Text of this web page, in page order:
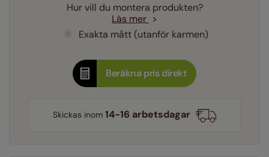
Hur vill du montera produkten?
Läs mer
Exakta mått (utanför karmen)
Beräkna pris direkt
Skickas inom 14-16 arbetsdagar